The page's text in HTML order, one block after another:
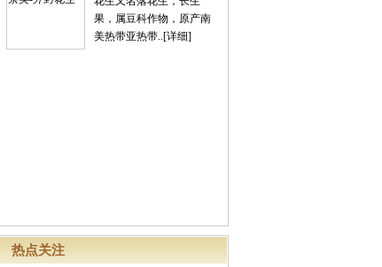
果，属豆科作物，原产南
美热带亚热带..[详细]
热点关注